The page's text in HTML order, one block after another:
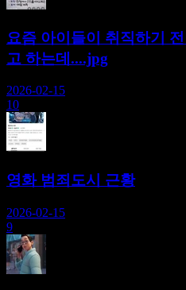
요즘 아이들이 취직하기
고 하는데....jpg
2026-02-15
10
영화 범죄도시 근황
2026-02-15
9